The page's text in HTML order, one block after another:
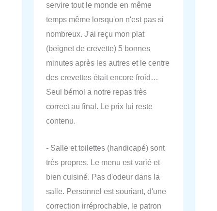
servire tout le monde en même
temps même lorsqu'on n'est pas si
nombreux. J'ai reçu mon plat
(beignet de crevette) 5 bonnes
minutes après les autres et le centre
des crevettes était encore froid…
Seul bémol a notre repas très
correct au final. Le prix lui reste
contenu.
- Salle et toilettes (handicapé) sont
très propres. Le menu est varié et
bien cuisiné. Pas d'odeur dans la
salle. Personnel est souriant, d'une
correction irréprochable, le patron